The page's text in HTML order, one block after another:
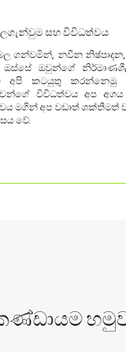
සහ විවිධත්වය
ගන්වමින්, නවීන නිෂ්පාදන,
ඔස්සේ ඔවුන්ගේ
අපි කටයුතු කරන්නෙමු.
විවිධත්වය අප
මගින් අප වඩාත් ශක්තිමත්
වේ.